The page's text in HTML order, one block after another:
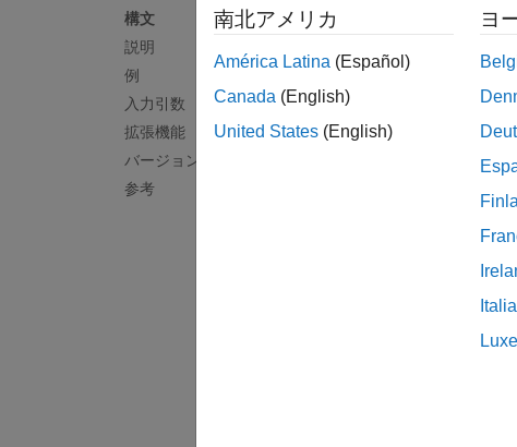
構文
説明
例
入力引数
拡張機能
バージョン履歴
参考
= uint8(
すべて折
fi
南北アメリカ
América Latina (Español)
Canada (English)
United States (English)
ヨ
Italia